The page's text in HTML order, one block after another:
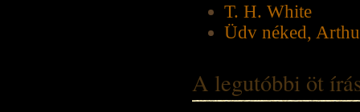
T. H. White
Üdv néked,
A legutóbbi öt